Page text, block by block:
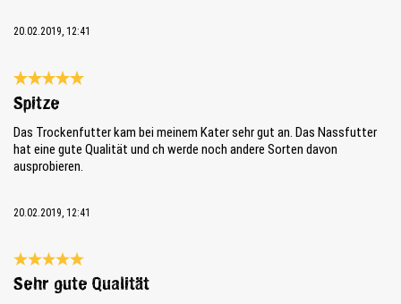
20.02.2019, 12:41
Bewertung mit 5 von 5 Sternen
Spitze
Das Trockenfutter kam bei meinem Kater sehr gut an. Das Nassfutter
hat eine gute Qualität und ch werde noch andere Sorten davon
ausprobieren.
20.02.2019, 12:41
Bewertung mit 5 von 5 Sternen
Sehr gute Qualität